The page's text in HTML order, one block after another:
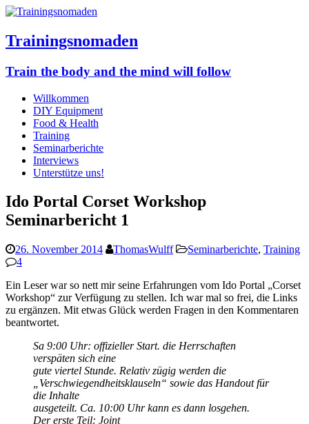
Trainingsnomaden
Train the body and the mind will follow
Willkommen
DIY Equipment
Food & Health
Training
Seminarberichte
Interviews
Unterstütze uns!
Ido Portal Corset Workshop
Seminarbericht 1
26. November 2014 ThomasWulff Seminarberichte, Training
4
Ein Leser war so nett mir seine Erfahrungen vom Ido Portal „Corset
Workshop“ zur Verfügung zu stellen. Ich war mal so frei, die Links
zu ergänzen. Mit etwas Glück werden Fragen in den Kommentaren
beantwortet.
Sa 9:00 Uhr: offizieller Start. die Herrschaften
verspäten sich eine
gute viertel Stunde. Relativ zügig werden die
„Verschwiegendheitsklauseln“ sowie das Handout für
die Inhalte
ausgeteilt. Ca. 10:00 Uhr kann es dann losgehen.
Der erste Teil: Joint